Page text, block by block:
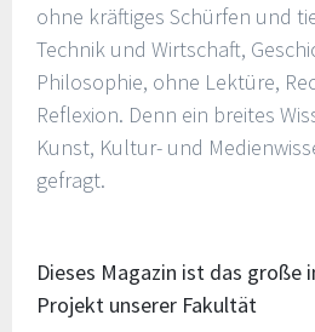
ohne kräftiges Schürfen und
Technik und Wirtschaft,
Philosophie, ohne Lektüre,
Reflexion. Denn ein breites
Kunst, Kultur- und
gefragt.
Dieses Magazin ist das große
Projekt unserer Fakultät